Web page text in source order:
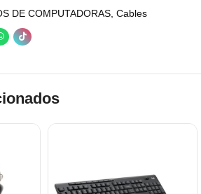
DE COMPUTADORAS, Cables